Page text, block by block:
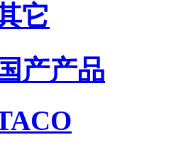
它
国产产品